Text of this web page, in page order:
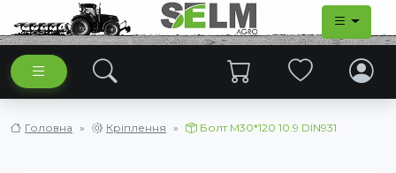
Головна Кріплення Болт М30*120 10.9 DIN931